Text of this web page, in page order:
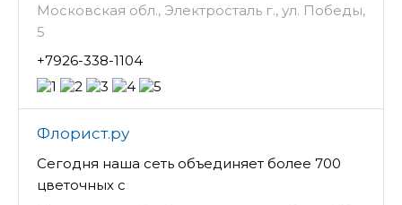
Московская обл., Электросталь г., ул. Победы,
5
+7926-338-1104
Флорист.ру
Сегодня наша сеть объединяет более 700
цветочных с